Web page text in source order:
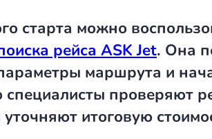
старта можно
рейса ASK Jet. Она
маршрута и
специалисты проверяют
итоговую